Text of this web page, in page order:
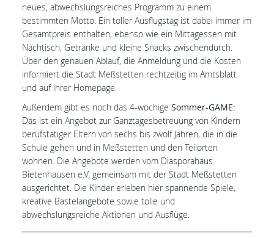
neues, abwechslungsreiches Programm zu einem
bestimmten Motto. Ein toller Ausflugstag ist dabei immer im
Gesamtpreis enthalten, ebenso wie ein Mittagessen mit
Nachtisch, Getränke und kleine Snacks zwischendurch.
Über den genauen Ablauf, die Anmeldung und die Kosten
informiert die Stadt Meßstetten rechtzeitig im Amtsblatt
und auf ihrer Homepage.
Außerdem gibt es noch das 4-wöchige Sommer-GAME:
Das ist ein Angebot zur Ganztagesbetreuung von Kindern
berufstätiger Eltern von sechs bis zwölf Jahren, die in die
Schule gehen und in Meßstetten und den Teilorten
wohnen. Die Angebote werden vom Diasporahaus
Bietenhausen e.V. gemeinsam mit der Stadt Meßstetten
ausgerichtet. Die Kinder erleben hier spannende Spiele,
kreative Bastelangebote sowie tolle und
abwechslungsreiche Aktionen und Ausflüge.